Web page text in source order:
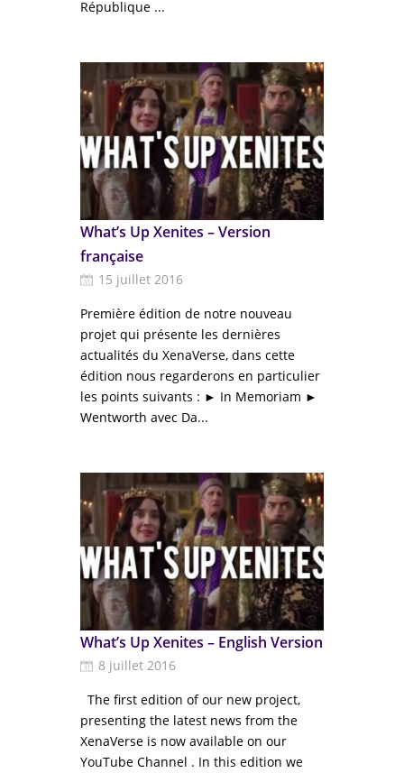
République ...
What’s Up Xenites – Version
française
15 juillet 2016
Première édition de notre nouveau
projet qui présente les dernières
actualités du XenaVerse, dans cette
édition nous regarderons en particulier
les points suivants : ► In Memoriam ►
Wentworth avec Da...
What’s Up Xenites – English Version
8 juillet 2016
The first edition of our new project,
presenting the latest news from the
XenaVerse is now available on our
YouTube Channel . In this edition we